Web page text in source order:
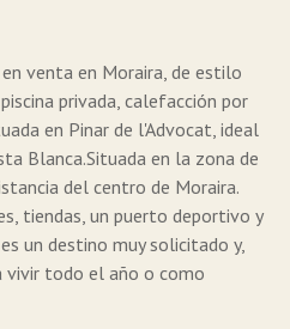
venta en Moraira, de estilo
privada, calefacción por
en Pinar de l'Advocat, ideal
Blanca.Situada en la zona de
del centro de Moraira.
tiendas, un puerto deportivo y
un destino muy solicitado y,
vivir todo el año o como